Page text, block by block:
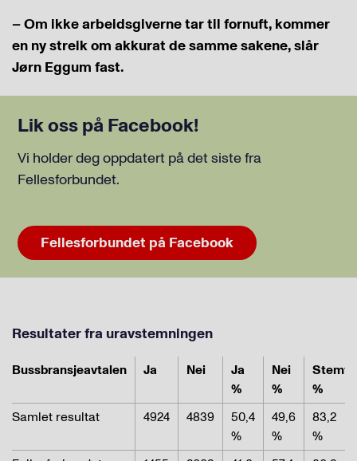
– Om ikke arbeidsgiverne tar til fornuft, kommer
en ny streik om akkurat de samme sakene, slår
Jørn Eggum fast.
Lik oss på Facebook!
Vi holder deg oppdatert på det siste fra
Fellesforbundet.
Fellesforbundet på Facebook
Resultater fra uravstemningen
Bussbransjeavtalen Ja Nei
Ja
%
Nei
%
Stemt
%
Samlet resultat
4924 4839
50,4
%
49,6
%
83,2
%